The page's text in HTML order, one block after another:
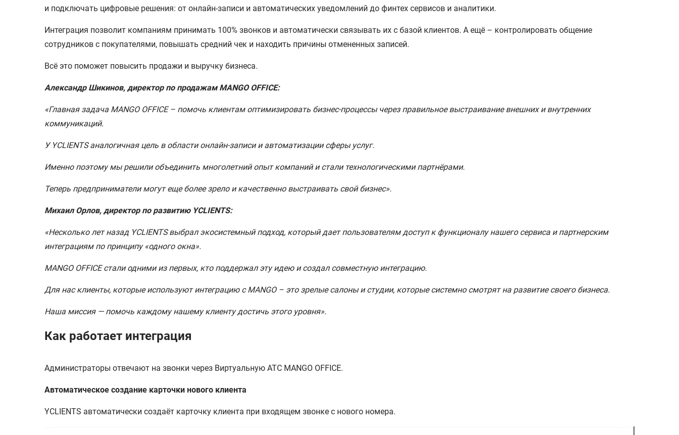
и подключать цифровые решения: от онлайн-записи и автоматических уведомлений до финтех сервисов и аналитики.
Интеграция позволит компаниям принимать 100% звонков и автоматически связывать их с базой клиентов. А ещё – контролировать общение
сотрудников с покупателями, повышать средний чек и находить причины отмененных записей.
Всё это поможет повысить продажи и выручку бизнеса.
Александр Шикинов, директор по продажам MANGO OFFICE:
«Главная задача MANGO OFFICE – помочь клиентам оптимизировать бизнес-процессы через правильное выстраивание внешних и внутренних
коммуникаций.
У YCLIENTS аналогичная цель в области онлайн-записи и автоматизации сферы услуг.
Именно поэтому мы решили объединить многолетний опыт компаний и стали технологическими партнёрами.
Теперь предприниматели могут еще более зрело и качественно выстраивать свой бизнес».
Михаил Орлов, директор по развитию YCLIENTS:
«Несколько лет назад YCLIENTS выбрал экосистемный подход, который дает пользователям доступ к функционалу нашего сервиса и партнерским
интеграциям по принципу «одного окна».
MANGO OFFICE стали одними из первых, кто поддержал эту идею и создал совместную интеграцию.
Для нас клиенты, которые используют интеграцию с MANGO – это зрелые салоны и студии, которые системно смотрят на развитие своего бизнеса.
Наша миссия — помочь каждому нашему клиенту достичь этого уровня».
Как работает интеграция
Администраторы отвечают на звонки через Виртуальную АТС MANGO OFFICE.
Автоматическое создание карточки нового клиента
YCLIENTS автоматически создаёт карточку клиента при входящем звонке с нового номера.